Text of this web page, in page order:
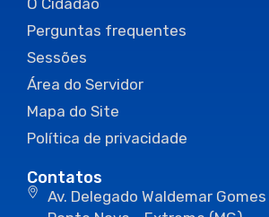
O Cidadão
Perguntas frequentes
Sessões
Área do Servidor
Mapa do Site
Política de privacidade
Contatos
Av. Delegado Waldemar